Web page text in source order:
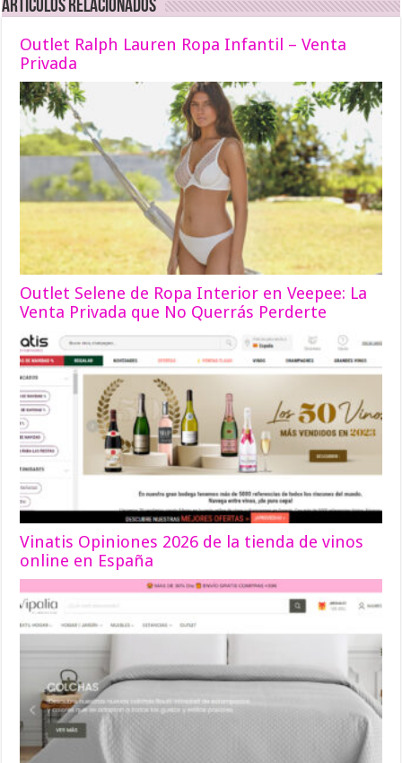
Articulos relacionados
Outlet Ralph Lauren Ropa Infantil – Venta
Privada
Outlet Selene de Ropa Interior en Veepee: La
Venta Privada que No Querrás Perderte
Vinatis Opiniones 2026 de la tienda de vinos
online en España